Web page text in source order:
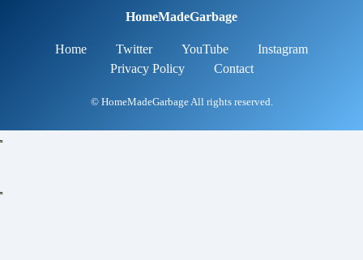
HomeMadeGarbage
Home Twitter YouTube
Instagram
Privacy Policy
Contact
© HomeMadeGarbage All rights reserved.